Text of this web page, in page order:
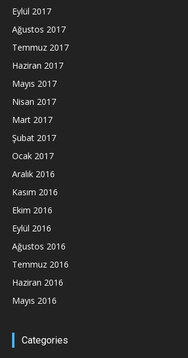
Eylül 2017
Ağustos 2017
Temmuz 2017
Haziran 2017
Mayıs 2017
Nisan 2017
Mart 2017
Şubat 2017
Ocak 2017
Aralık 2016
Kasım 2016
Ekim 2016
Eylül 2016
Ağustos 2016
Temmuz 2016
Haziran 2016
Mayıs 2016
Categories